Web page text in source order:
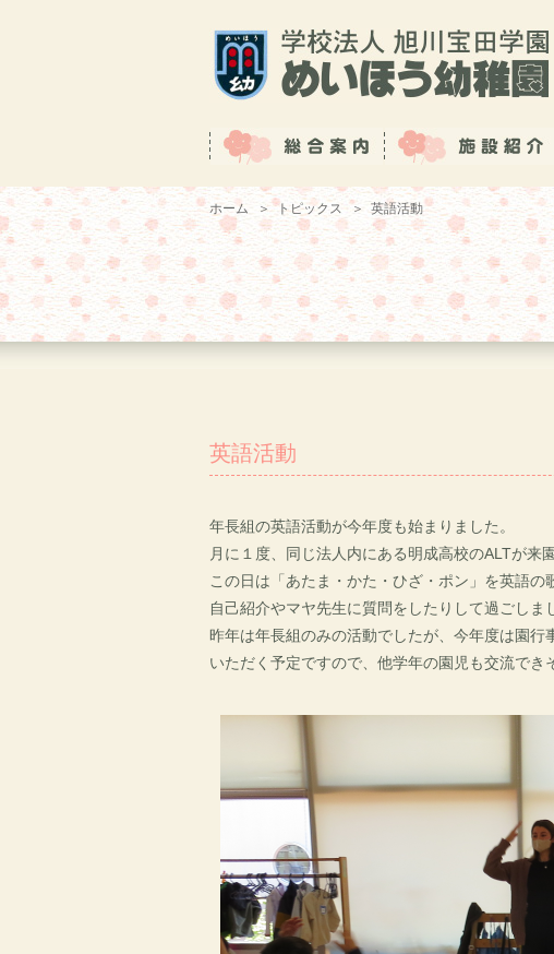
ホーム ＞ トピックス ＞ 英語活動
英語活動
年長組の英語活動が今年度も始まりました。
月に１度、同じ法人内にある明成高校のALTが来
この日は「あたま・かた・ひざ・ポン」を英語の
自己紹介やマヤ先生に質問をしたりして過ごしま
昨年は年長組のみの活動でしたが、今年度は園行
いただく予定ですので、他学年の園児も交流でき